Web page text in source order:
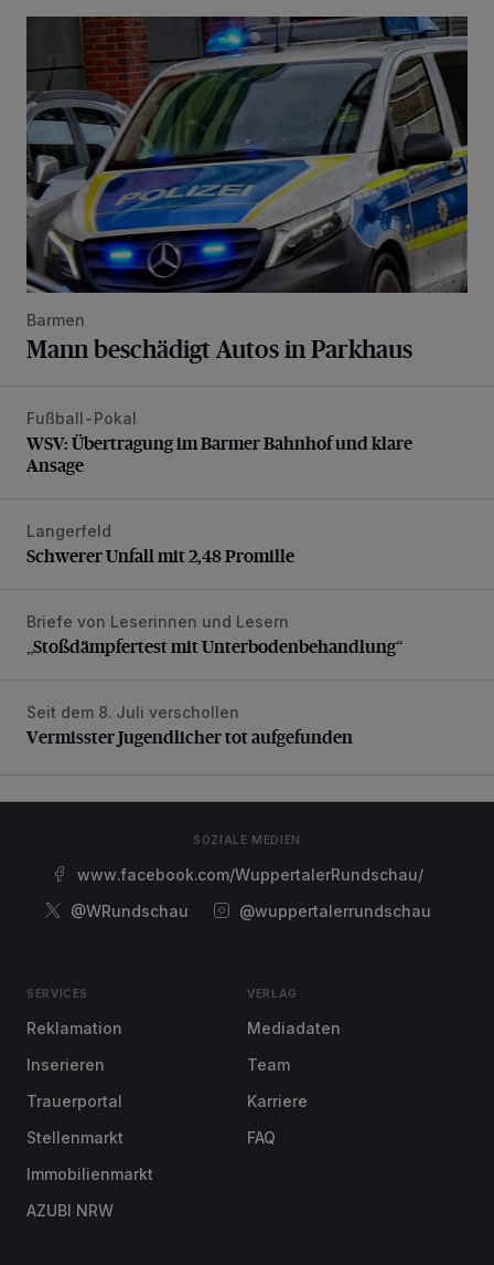
Mann beschädigt Autos in Parkhaus
Barmen
Mann beschädigt Autos in Parkhaus
WSV: Übertragung im Barmer Bahnhof und klare Ansage
Fußball-Pokal
WSV: Übertragung im Barmer Bahnhof und klare
Ansage
Schwerer Unfall mit 2,48 Promille
Langerfeld
Schwerer Unfall mit 2,48 Promille
„Stoßdämpfertest mit Unterbodenbehandlung“
Briefe von Leserinnen und Lesern
„Stoßdämpfertest mit Unterbodenbehandlung“
Vermisster Jugendlicher tot aufgefunden
Seit dem 8. Juli verschollen
Vermisster Jugendlicher tot aufgefunden
SOZIALE MEDIEN
www.facebook.com/WuppertalerRundschau/
@WRundschau
@wuppertalerrundschau
SERVICES
Reklamation
Inserieren
Trauerportal
Stellenmarkt
Immobilienmarkt
AZUBI NRW
VERLAG
Mediadaten
Team
Karriere
FAQ